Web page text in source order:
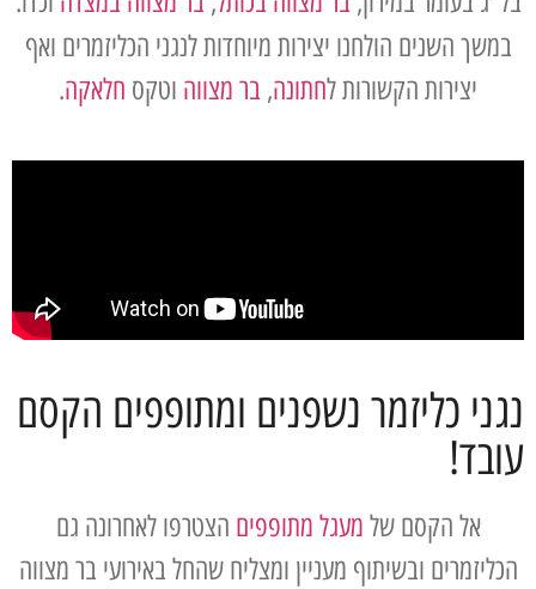
במשך השנים הולחנו יצירות מיוחדות לנגני הכליזמרים ואף
יצירות הקשורות לחתונה, בר מצווה וטקס חלאקה.
נגני כליזמר נשפנים ומתופפים הקסם
עובד!
אל הקסם של מעגל מתופפים הצטרפו לאחרונה גם
הכליזמרים ובשיתוף מעניין ומצליח שהחל באירועי בר מצווה